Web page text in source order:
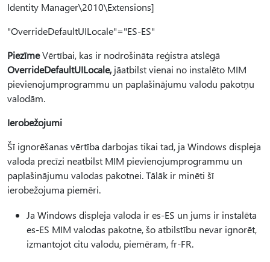
Identity Manager\2010\Extensions]
"OverrideDefaultUILocale"="ES-ES"
PiezīmeVērtībai, kas ir nodrošināta reģistra atslēgā
OverrideDefaultUILocale, jāatbilst vienai no instalēto MIM
pievienojumprogrammu un paplašinājumu valodu pakotņu
valodām.
Ierobežojumi
Šī ignorēšanas vērtība darbojas tikai tad, ja Windows displeja
valoda precīzi neatbilst MIM pievienojumprogrammu un
paplašinājumu valodas pakotnei. Tālāk ir minēti šī
ierobežojuma piemēri.
Ja Windows displeja valoda ir es-ES un jums ir instalēta
es-ES MIM valodas pakotne, šo atbilstību nevar ignorēt,
izmantojot citu valodu, piemēram, fr-FR.